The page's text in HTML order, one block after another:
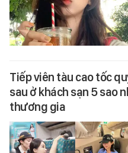
Tiếp viên tàu cao tốc
sau ở khách sạn 5 sao
thương gia